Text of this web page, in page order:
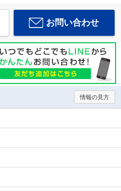
お問い合わせ
情報の見方